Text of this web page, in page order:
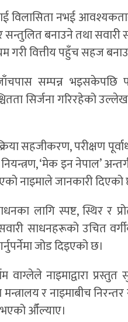
विलासिता नभई
बनाउने तथा सवारी
गरी वित्तीय पहुँच सहज
सम्पन्न
सिर्जना गरिरहेको
सहजीकरण, परीक्षण
‘मेक इन नेपाल’
नाइमाले जानकारी दिएको
लागि स्पष्ट, स्थिर र
सवारी साधनहरूको उचित
जोड दिइएको छ।
वाग्लेले नाइमाद्वारा
र नाइमाबीच
औँल्याए।